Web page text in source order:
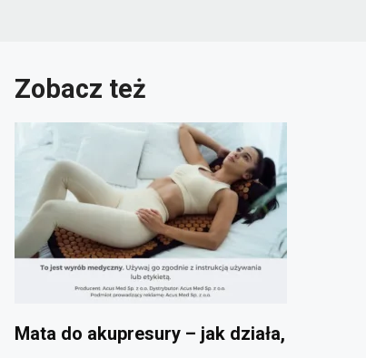
Zobacz też
Mata do akupresury – jak działa,